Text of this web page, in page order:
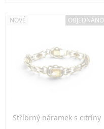
NOVÉ OBJEDNÁNO
Stříbrný náramek s citríny